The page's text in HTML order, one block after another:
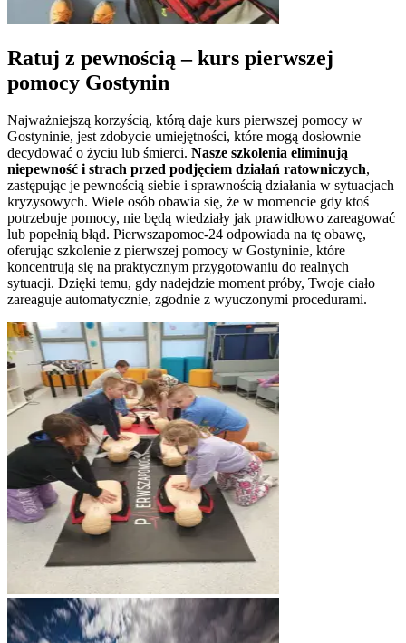
Ratuj z pewnością – kurs pierwszej
pomocy Gostynin
Najważniejszą korzyścią, którą daje kurs pierwszej pomocy w
Gostyninie, jest zdobycie umiejętności, które mogą dosłownie
decydować o życiu lub śmierci. Nasze szkolenia eliminują
niepewność i strach przed podjęciem działań ratowniczych,
zastępując je pewnością siebie i sprawnością działania w sytuacjach
kryzysowych. Wiele osób obawia się, że w momencie gdy ktoś
potrzebuje pomocy, nie będą wiedziały jak prawidłowo zareagować
lub popełnią błąd. Pierwszapomoc-24 odpowiada na tę obawę,
oferując szkolenie z pierwszej pomocy w Gostyninie, które
koncentrują się na praktycznym przygotowaniu do realnych
sytuacji. Dzięki temu, gdy nadejdzie moment próby, Twoje ciało
zareaguje automatycznie, zgodnie z wyuczonymi procedurami.